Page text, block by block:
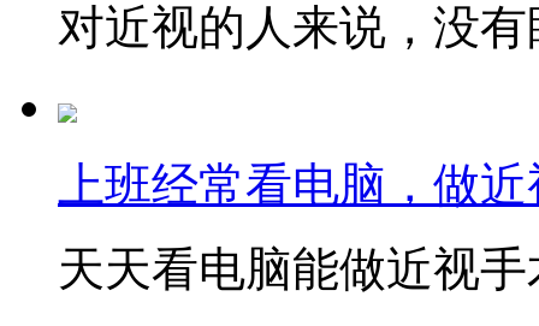
对近视的人来说，没
上班经常看电脑，做
天天看电脑能做近视